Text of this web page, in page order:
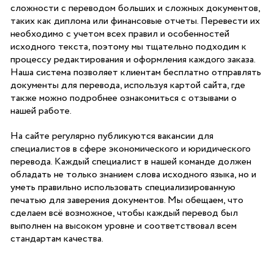
сложности с переводом больших и сложных документов,
таких как диплома или финансовые отчеты. Перевести их
необходимо с учетом всех правил и особенностей
исходного текста, поэтому мы тщательно подходим к
процессу редактирования и оформления каждого заказа.
Наша система позволяет клиентам бесплатно отправлять
документы для перевода, используя картой сайта, где
также можно подробнее ознакомиться с отзывами о
нашей работе.
На сайте регулярно публикуются вакансии для
специалистов в сфере экономического и юридического
перевода. Каждый специалист в нашей команде должен
обладать не только знанием слова исходного языка, но и
уметь правильно использовать специализированную
печатью для заверения документов. Мы обещаем, что
сделаем всё возможное, чтобы каждый перевод был
выполнен на высоком уровне и соответствовал всем
стандартам качества.